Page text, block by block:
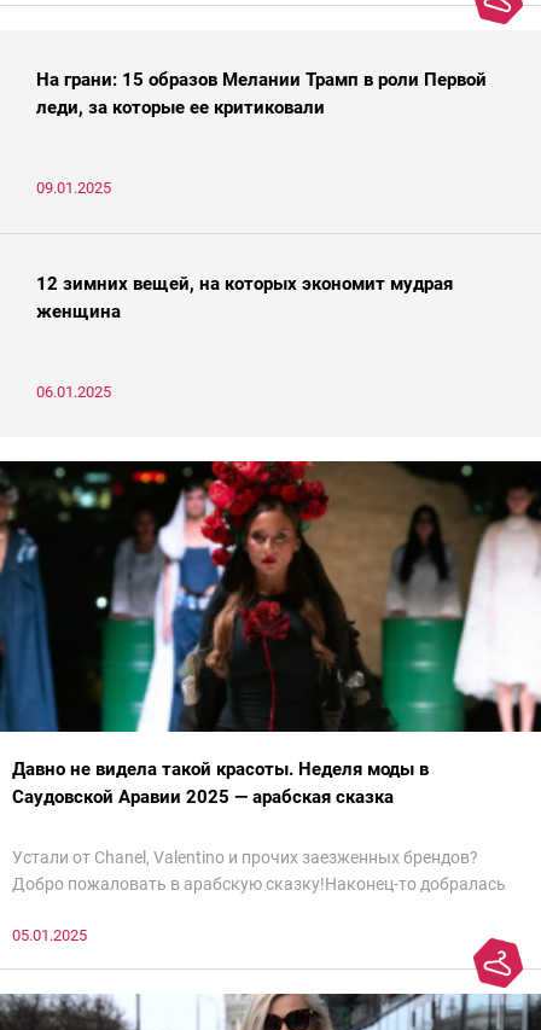
На грани: 15 образов Мелании Трамп в роли Первой
леди, за которые ее критиковали
09.01.2025
12 зимних вещей, на которых экономит мудрая
женщина
06.01.2025
Давно не видела такой красоты. Неделя моды в
Саудовской Аравии 2025 — арабская сказка
Устали от Chanel, Valentino и прочих заезженных брендов?
Добро пожаловать в арабскую сказку!Наконец-то добралась
все и осталась под глубоким впечатлением. Национальный
невероятно красиво.Все стереотипы, какие были у меня насчет
арабских дизайнеров, рассеялись как дым. А столько красоты
05.01.2025